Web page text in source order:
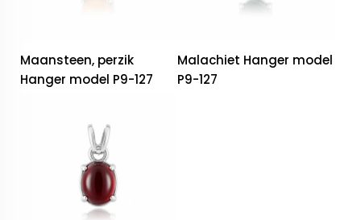
Maansteen, perzik
Hanger model P9-127
Malachiet Hanger model
P9-127